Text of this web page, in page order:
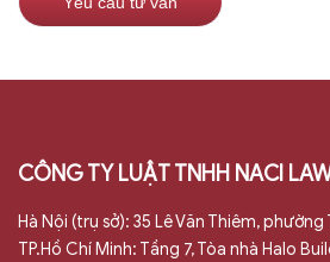
CÔNG TY LUẬT TNHH NACI
Hà Nội (trụ sở): 35 Lê Văn Thiêm, phường
TP.Hồ Chí Minh: Tầng 7, Tòa nhà Halo